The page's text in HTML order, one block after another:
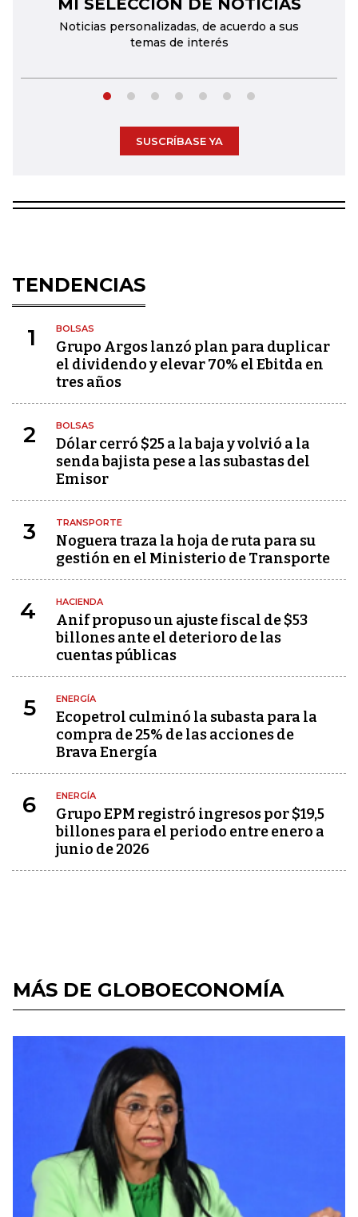
MI SELECCIÓN DE NOTICIAS
Noticias personalizadas, de acuerdo a sus
temas de interés
SUSCRÍBASE YA
TENDENCIAS
1 BOLSAS
Grupo Argos lanzó plan para duplicar
el dividendo y elevar 70% el Ebitda en
tres años
2 BOLSAS
Dólar cerró $25 a la baja y volvió a la
senda bajista pese a las subastas del
Emisor
3 TRANSPORTE
Noguera traza la hoja de ruta para su
gestión en el Ministerio de Transporte
4 HACIENDA
Anif propuso un ajuste fiscal de $53
billones ante el deterioro de las
cuentas públicas
5 ENERGÍA
Ecopetrol culminó la subasta para la
compra de 25% de las acciones de
Brava Energía
6 ENERGÍA
Grupo EPM registró ingresos por $19,5
billones para el periodo entre enero a
junio de 2026
MÁS DE GLOBOECONOMÍA